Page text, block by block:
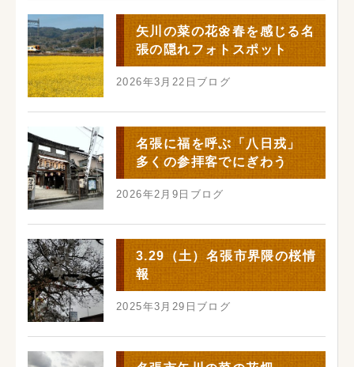
矢川の菜の花🌼春を感じる名
張の隠れフォトスポット
2026年3月22日 ブログ
名張に福を呼ぶ「八日戎」
多くの参拝客でにぎわう
2026年2月9日 ブログ
3.29（土）名張市界隈の桜情
報
2025年3月29日 ブログ